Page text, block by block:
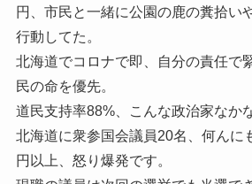
円、市民と一緒に公園の鹿の糞拾い
行動してた。
北海道でコロナで即、自分の責任で
民の命を優先。
道民支持率88%、こんな政治家なか
北海道に衆参国会議員20名、何んに
円以上、怒り爆発です。